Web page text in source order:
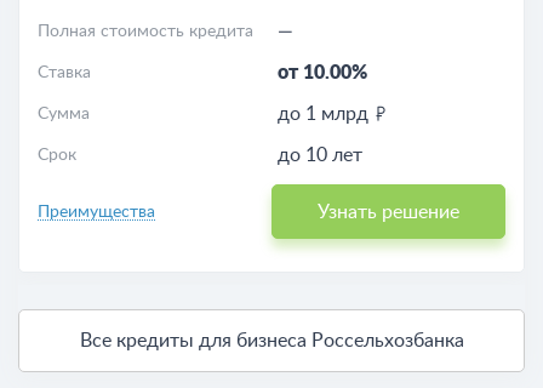
Полная стоимость кредита —
Ставка от 10.00%
Сумма до 1 млрд
Срок до 10 лет
Преимущества Узнать решение
Все кредиты для бизнеса Россельхозбанка